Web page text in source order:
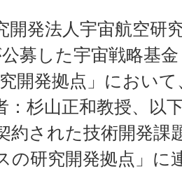
開発法人宇宙航空研
公募した宇宙戦略基
開発拠点」におい
：杉山正和教授、以
約された技術開発課
の研究開発拠点」に